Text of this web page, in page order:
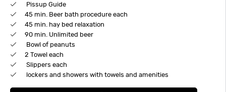
Pissup Guide
45 min. Beer bath procedure each
45 min. hay bed relaxation
90 min. Unlimited beer
Bowl of peanuts
2 Towel each
Slippers each
lockers and showers with towels and amenities